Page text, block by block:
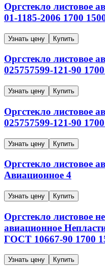
Оргстекло листовое
01-1185-2006 1700
Узнать цену Купить
Оргстекло листовое
025757599-121-90 1700
Узнать цену Купить
Оргстекло листовое
025757599-121-90 1700
Узнать цену Купить
Оргстекло листовое
Авиационное 4
Узнать цену Купить
Оргстекло листовое
авиационное
ГОСТ 10667-90 1700
Узнать цену Купить